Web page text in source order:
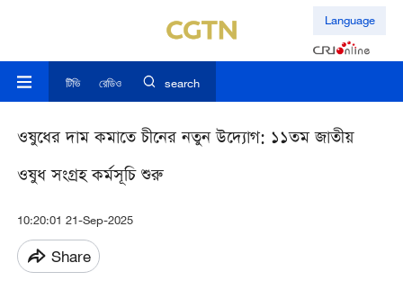
Language
টিভি রেডিও search
ওষুধের দাম কমাতে চীনের নতুন উদ্যোগ: ১১তম জাতীয়
ওষুধ সংগ্রহ কর্মসূচি শুরু
10:20:01 21-Sep-2025
Share